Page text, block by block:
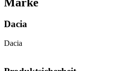
Dacia
Dacia